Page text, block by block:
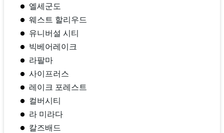
엘세군도
웨스트 할리우드
유니버설 시티
빅베어레이크
라팔마
사이프러스
레이크 포레스트
컬버시티
라 미라다
칼즈배드